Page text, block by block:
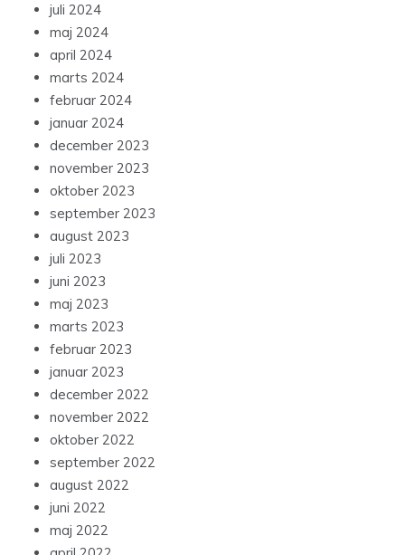
juli 2024
maj 2024
april 2024
marts 2024
februar 2024
januar 2024
december 2023
november 2023
oktober 2023
september 2023
august 2023
juli 2023
juni 2023
maj 2023
marts 2023
februar 2023
januar 2023
december 2022
november 2022
oktober 2022
september 2022
august 2022
juni 2022
maj 2022